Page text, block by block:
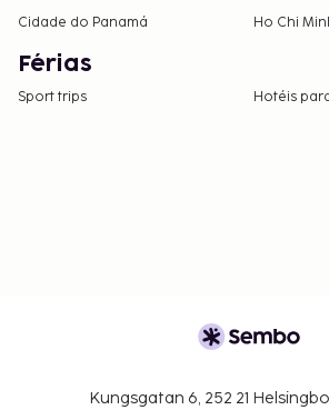
Cidade do Panamá
Ho Chi
Férias
Sport trips Hotéis
Kungsgatan 6, 252 21